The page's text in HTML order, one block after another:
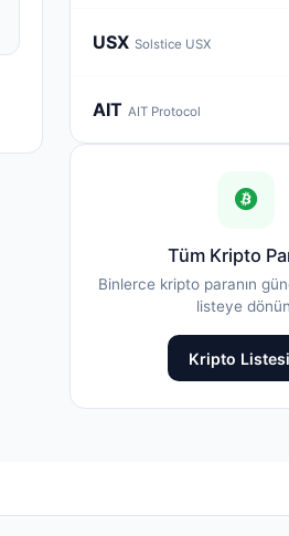
USX Solstice USX
AIT AIT Protocol
Tüm Kripto
Binlerce kripto paranın
listeye
Kripto Listesi